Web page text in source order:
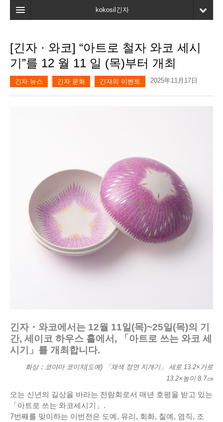
kokosil긴자
검색
최신정보
[긴자 · 와코] “아트로 철자 와코 세시
기”를 12 월 11 일 (목)부터 개최
긴자 뉴스 긴자 문화 긴자의 이벤트 2025年11月17日
긴자・와코에서는 12월 11일(목)~25일(목)의 기
간, 세이코 하우스 홀에서, 「아트로 쓰는 와코 세
시기」를 개최합니다.
화상：코야마 코이치(도예) 「채색 정연 지개기」 세로 13.2×가로
13.2×높이 8.7㎝
오는 신년의 길상을 바라는 전람회로서 매년 호평을 받고 있는
「아트로 쓰는 와코세시기」.
7번째를 맞이하는 이번전은 도예, 유리, 회화, 칠예, 염직, 조